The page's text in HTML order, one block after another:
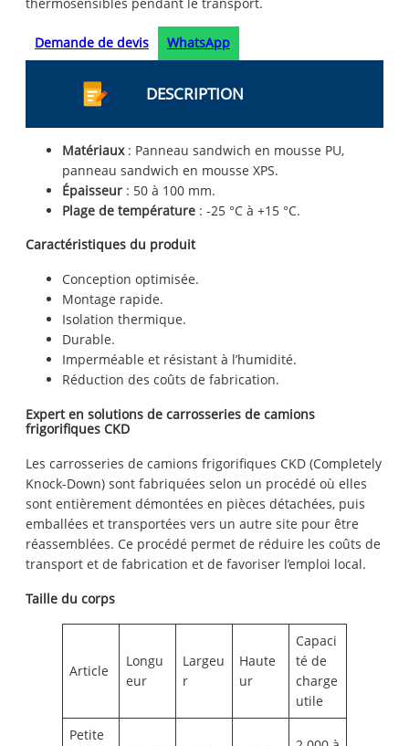
thermosensibles pendant le transport.
Demande de devis WhatsApp
DESCRIPTION
Matériaux : Panneau sandwich en mousse PU,
panneau sandwich en mousse XPS.
Épaisseur : 50 à 100 mm.
Plage de température : -25 °C à +15 °C.
Caractéristiques du produit
Conception optimisée.
Montage rapide.
Isolation thermique.
Durable.
Imperméable et résistant à l’humidité.
Réduction des coûts de fabrication.
Expert en solutions de carrosseries de camions
frigorifiques CKD
Les carrosseries de camions frigorifiques CKD (Completely
Knock-Down) sont fabriquées selon un procédé où elles
sont entièrement démontées en pièces détachées, puis
emballées et transportées vers un autre site pour être
réassemblées. Ce procédé permet de réduire les coûts de
transport et de fabrication et de favoriser l’emploi local.
Taille du corps
Article
Longu
eur
Largeu
r
Haute
ur
Capaci
té de
charge
utile
Petite